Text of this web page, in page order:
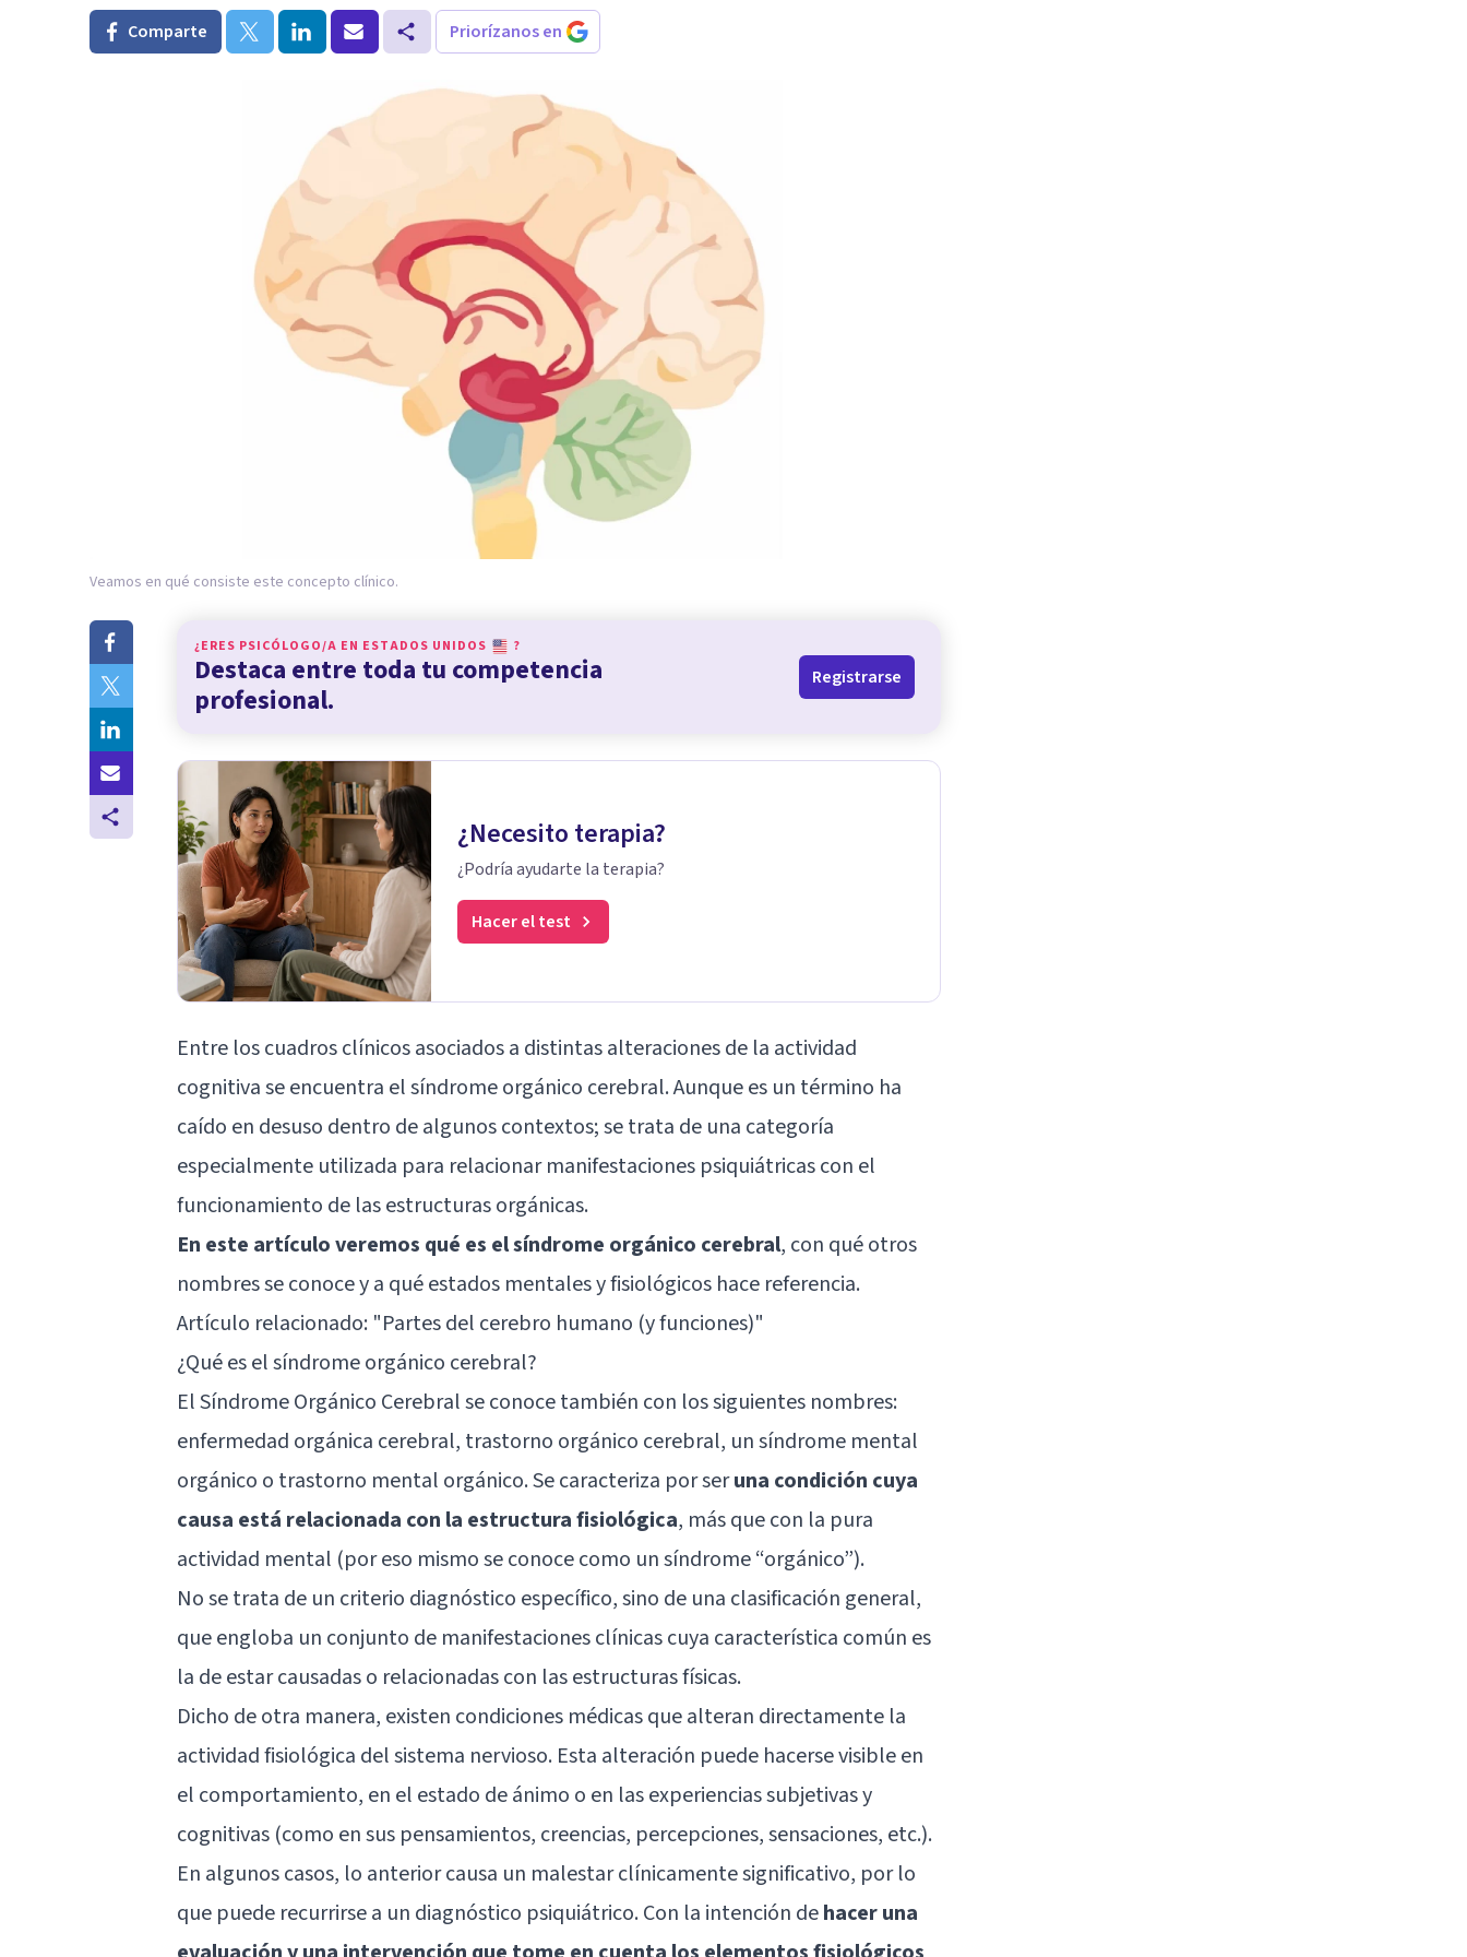
Comparte Priorízanos en
Veamos en qué consiste este concepto clínico.
¿ERES PSICÓLOGO/A EN ESTADOS UNIDOS ?
Destaca entre toda tu competencia
profesional.
Registrarse
¿Necesito terapia?
¿Podría ayudarte la terapia?
Hacer el test
Entre los cuadros clínicos asociados a distintas alteraciones de la actividad
cognitiva se encuentra el síndrome orgánico cerebral. Aunque es un término ha
caído en desuso dentro de algunos contextos; se trata de una categoría
especialmente utilizada para relacionar manifestaciones psiquiátricas con el
funcionamiento de las estructuras orgánicas.
En este artículo veremos qué es el síndrome orgánico cerebral, con qué otros
nombres se conoce y a qué estados mentales y fisiológicos hace referencia.
Artículo relacionado: "Partes del cerebro humano (y funciones)"
¿Qué es el síndrome orgánico cerebral?
El Síndrome Orgánico Cerebral se conoce también con los siguientes nombres:
enfermedad orgánica cerebral, trastorno orgánico cerebral, un síndrome mental
orgánico o trastorno mental orgánico. Se caracteriza por seruna condición cuya
causa está relacionada con la estructura fisiológica, más que con la pura
actividad mental (por eso mismo se conoce como un síndrome “orgánico”).
No se trata de un criterio diagnóstico específico, sino de una clasificación general,
que engloba un conjunto de manifestaciones clínicas cuya característica común es
la de estar causadas o relacionadas con las estructuras físicas.
Dicho de otra manera, existen condiciones médicas que alteran directamente la
actividad fisiológica del sistema nervioso. Esta alteración puede hacerse visible en
el comportamiento, en el estado de ánimo o en las experiencias subjetivas y
cognitivas (como en sus pensamientos, creencias, percepciones, sensaciones, etc.).
En algunos casos, lo anterior causa un malestar clínicamente significativo, por lo
que puede recurrirse a un diagnóstico psiquiátrico. Con la intención dehacer una